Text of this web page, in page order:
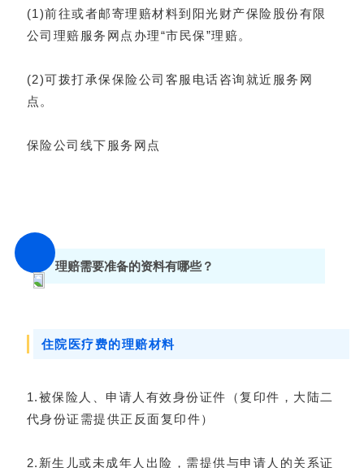
(1)前往或者邮寄理赔材料到阳光财产保险股份有限
公司理赔服务网点办理“市民保”理赔。
(2)可拨打承保保险公司客服电话咨询就近服务网
点。
保险公司线下服务网点
理赔需要准备的资料有哪些？
住院医疗费的理赔材料
1.被保险人、申请人有效身份证件（复印件，大陆二
代身份证需提供正反面复印件）
2.新生儿或未成年人出险，需提供与申请人的关系证